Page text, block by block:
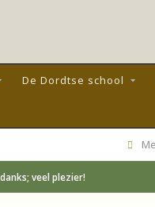
De Dordtse school
veel plezier!